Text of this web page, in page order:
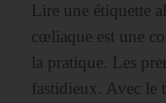
Lire une étiquette
cœliaque est une
la pratique. Les
fastidieux. Avec le